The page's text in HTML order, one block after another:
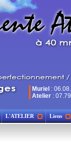
Muriel :
Atelier :
L'ATELIER Liens